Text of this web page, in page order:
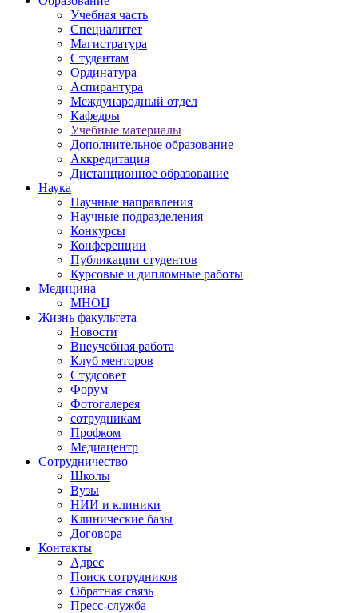
Учебная часть
Специалитет
Магистратура
Студентам
Ординатура
Аспирантура
Международный отдел
Кафедры
Учебные материалы
Дополнительное образование
Аккредитация
Дистанционное образование
Наука
Научные направления
Научные подразделения
Конкурсы
Конференции
Публикации студентов
Курсовые и дипломные работы
Медицина
МНОЦ
Жизнь факультета
Новости
Внеучебная работа
Клуб менторов
Студсовет
Форум
Фотогалерея
сотрудникам
Профком
Медиацентр
Сотрудничество
Школы
Вузы
НИИ и клиники
Клинические базы
Договора
Контакты
Адрес
Поиск сотрудников
Обратная связь
Пресс-служба